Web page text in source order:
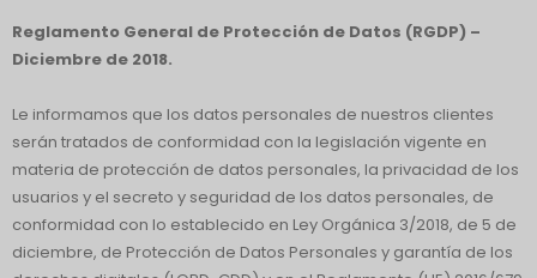
Reglamento General de Protección de Datos (RGDP) –
Diciembre de 2018.
Le informamos que los datos personales de nuestros clientes
serán tratados de conformidad con la legislación vigente en
materia de protección de datos personales, la privacidad de los
usuarios y el secreto y seguridad de los datos personales, de
conformidad con lo establecido en Ley Orgánica 3/2018, de 5 de
diciembre, de Protección de Datos Personales y garantía de los